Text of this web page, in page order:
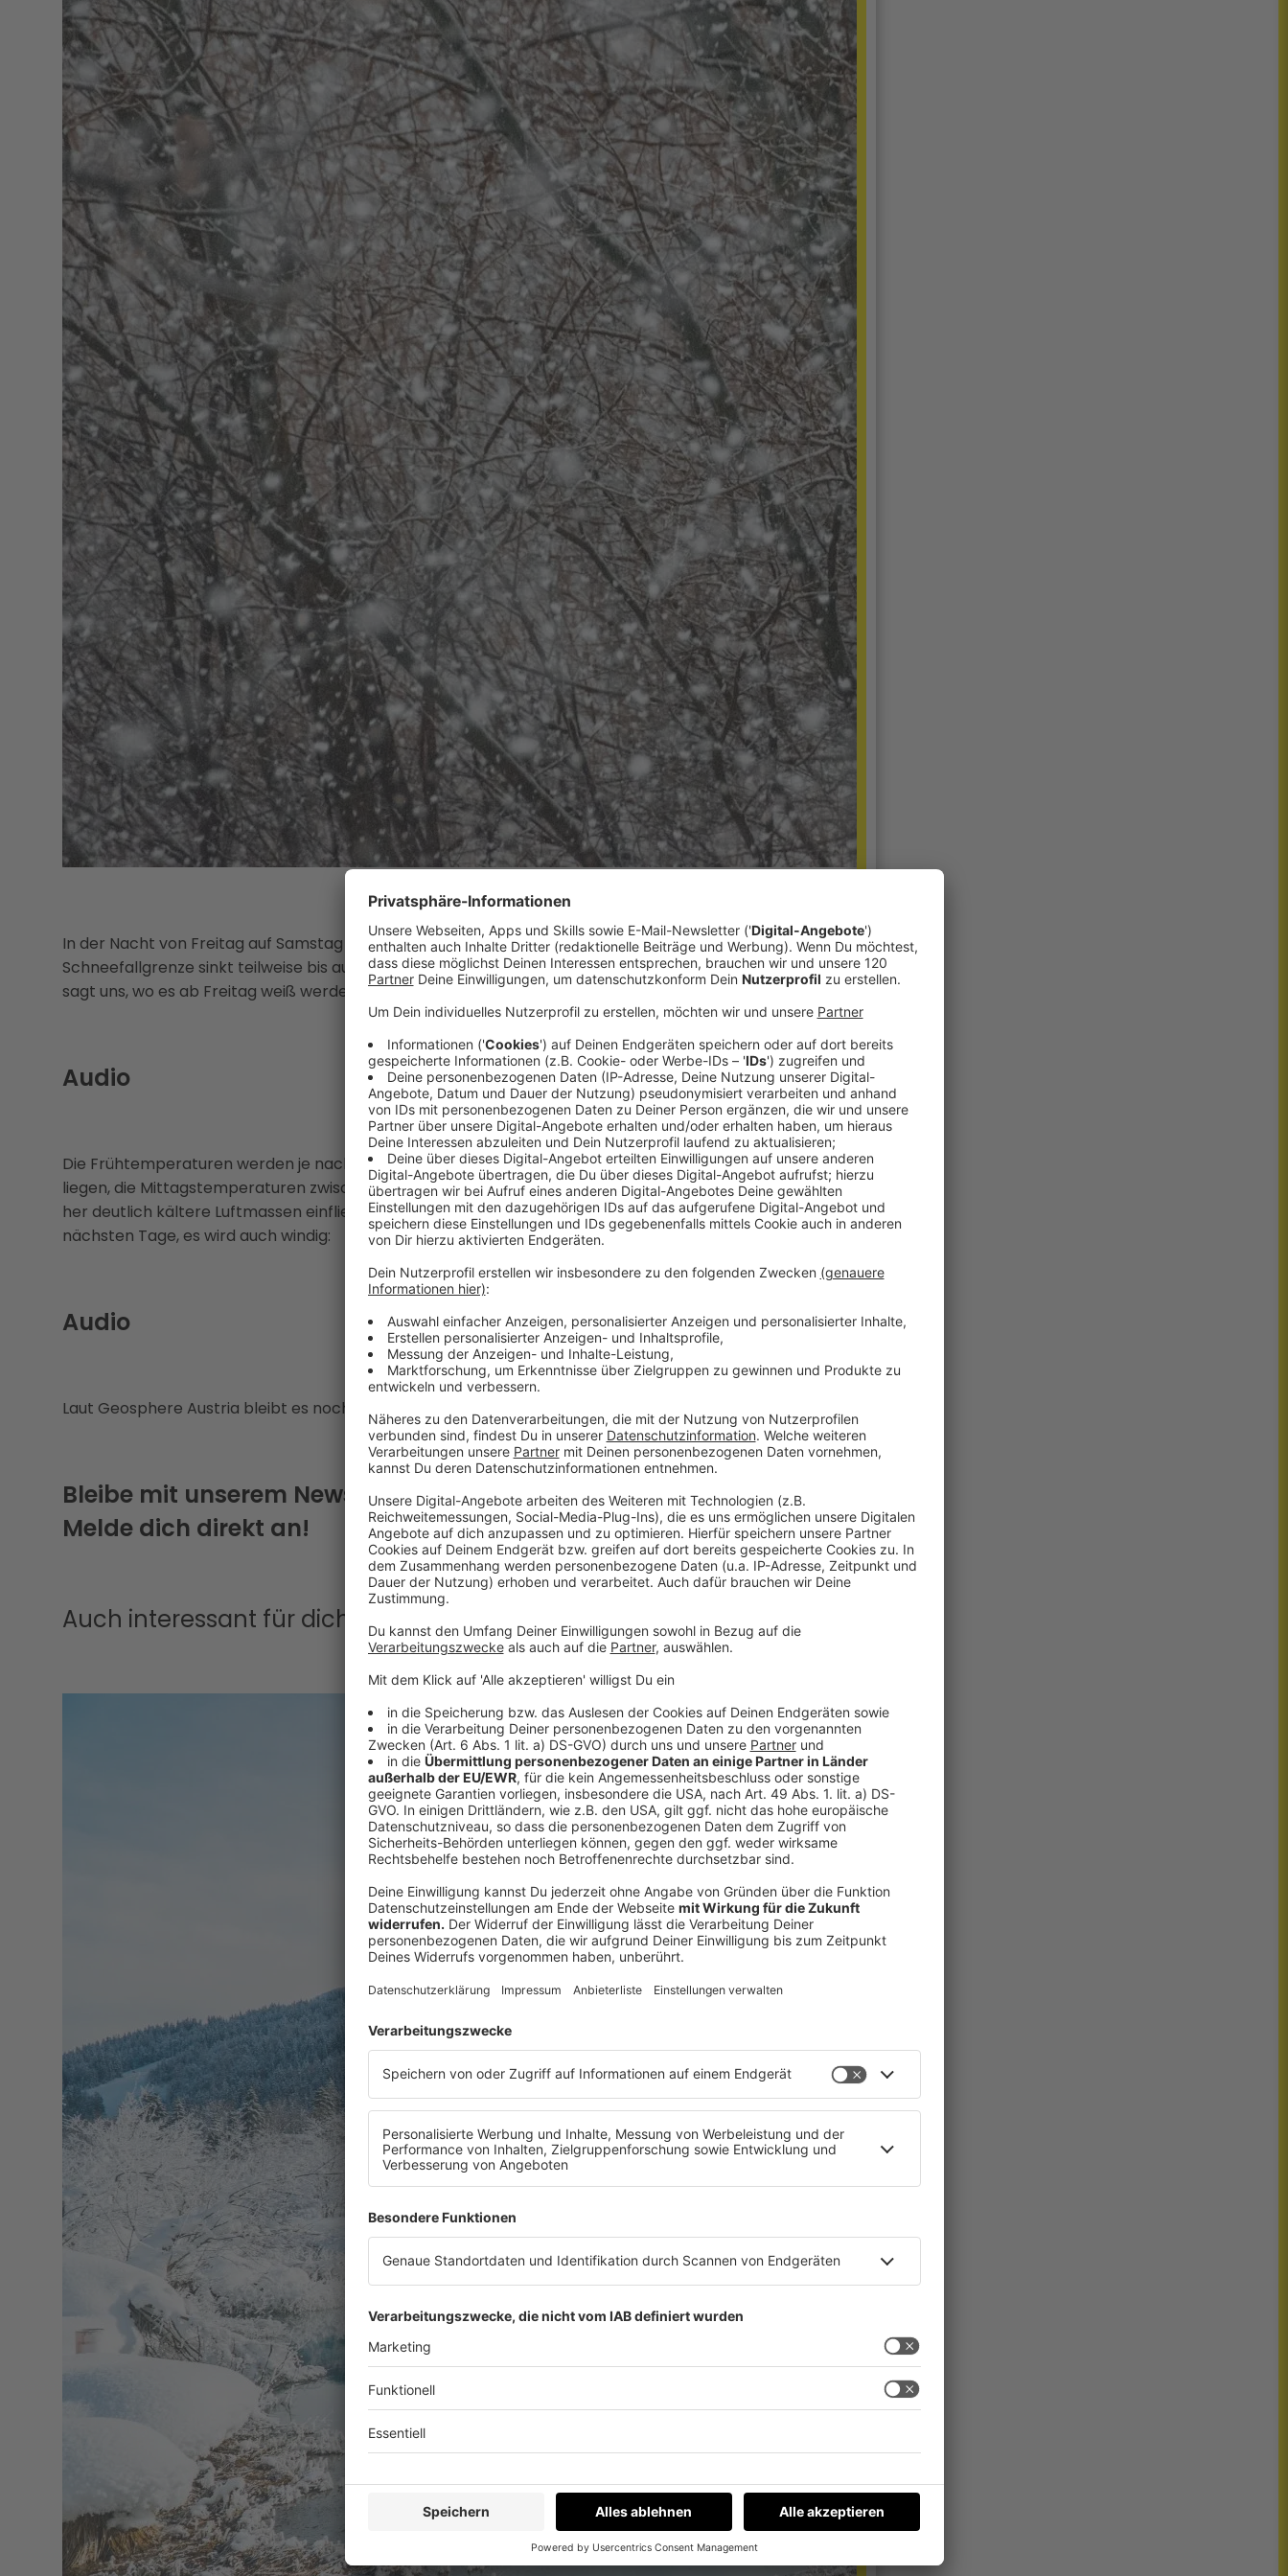
In der Nacht von Freitag auf Samstag wird es in weiten Teilen des Landes winterlich. Die
Schneefallgrenze sinkt teilweise bis auf 300 Meter. Christian Ortner von der Geosphere Austria
sagt uns, wo es ab Freitag weiß werden kann:
Audio
Die Frühtemperaturen werden je nach Wind am Freitag zwischen minus fünf bis plus sechs Grad
liegen, die Mittagstemperaturen zwischen vier und zehn Grad, bevor am Nachmittag von Norden
her deutlich kältere Luftmassen einfließen. Aber nicht nur der Schnee beschäftigt uns die
nächsten Tage, es wird auch windig:
Audio
Laut Geosphere Austria bleibt es noch bis Mitte der nächsten Woche winterlich.
Bleibe mit unserem Newsletter immer auf dem Laufenden.
Melde dich direkt an!
Auch interessant für dich